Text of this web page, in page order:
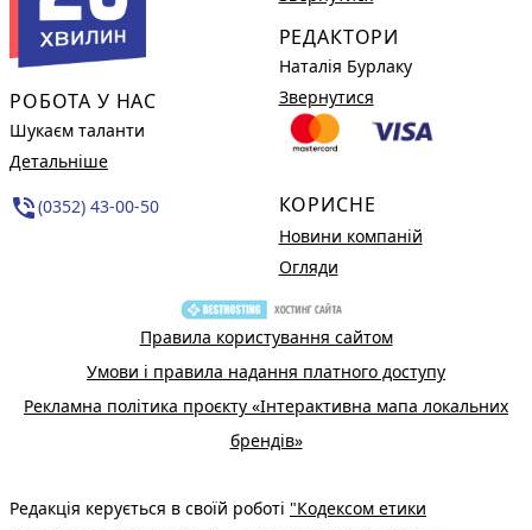
РОБОТА У НАС
Шукаєм таланти
Детальніше
phone_in_talk(0352) 43-00-50
РЕДАКТОРИ
Наталія Бурлаку
Звернутися
КОРИСНЕ
Новини компаній
Огляди
Правила користування сайтом
Умови і правила надання платного доступу
Рекламна політика проєкту «Інтерактивна мапа локальних
брендів»
Редакція керується в своїй роботі "Кодексом етики